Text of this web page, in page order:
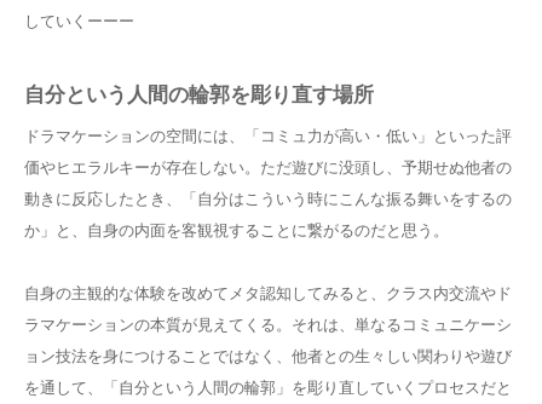
していくーーー
自分という人間の輪郭を彫り直す場所
ドラマケーションの空間には、「コミュ力が高い・低い」といった評
価やヒエラルキーが存在しない。ただ遊びに没頭し、予期せぬ他者の
動きに反応したとき、「自分はこういう時にこんな振る舞いをするの
か」と、自身の内面を客観視することに繋がるのだと思う。
自身の主観的な体験を改めてメタ認知してみると、クラス内交流やド
ラマケーションの本質が見えてくる。それは、単なるコミュニケーシ
ョン技法を身につけることではなく、他者との生々しい関わりや遊び
を通して、「自分という人間の輪郭」を彫り直していくプロセスだと